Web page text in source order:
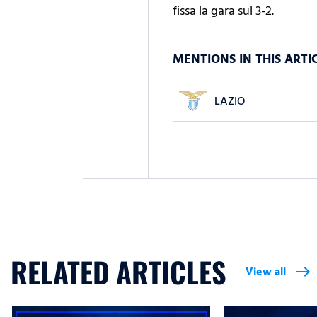
fissa la gara sul 3-2.
MENTIONS IN THIS
LAZIO
RELATED ARTICLES View all east